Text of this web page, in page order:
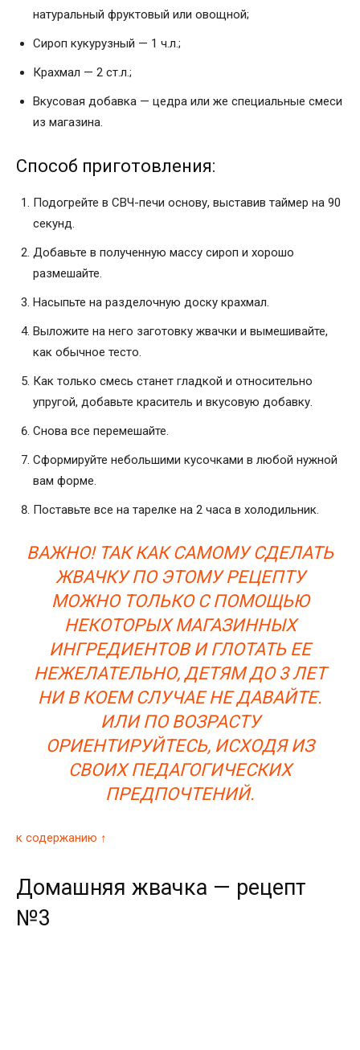
натуральный фруктовый или овощной;
Сироп кукурузный — 1 ч.л.;
Крахмал — 2 ст.л.;
Вкусовая добавка — цедра или же специальные смеси
из магазина.
Способ приготовления:
Подогрейте в СВЧ-печи основу, выставив таймер на 90
секунд.
Добавьте в полученную массу сироп и хорошо
размешайте.
Насыпьте на разделочную доску крахмал.
Выложите на него заготовку жвачки и вымешивайте,
как обычное тесто.
Как только смесь станет гладкой и относительно
упругой, добавьте краситель и вкусовую добавку.
Снова все перемешайте.
Сформируйте небольшими кусочками в любой нужной
вам форме.
Поставьте все на тарелке на 2 часа в холодильник.
ВАЖНО! ТАК КАК САМОМУ СДЕЛАТЬ
ЖВАЧКУ ПО ЭТОМУ РЕЦЕПТУ
МОЖНО ТОЛЬКО С ПОМОЩЬЮ
НЕКОТОРЫХ МАГАЗИННЫХ
ИНГРЕДИЕНТОВ И ГЛОТАТЬ ЕЕ
НЕЖЕЛАТЕЛЬНО, ДЕТЯМ ДО 3 ЛЕТ
НИ В КОЕМ СЛУЧАЕ НЕ ДАВАЙТЕ.
ИЛИ ПО ВОЗРАСТУ
ОРИЕНТИРУЙТЕСЬ, ИСХОДЯ ИЗ
СВОИХ ПЕДАГОГИЧЕСКИХ
ПРЕДПОЧТЕНИЙ.
к содержанию ↑
Домашняя жвачка — рецепт
№3